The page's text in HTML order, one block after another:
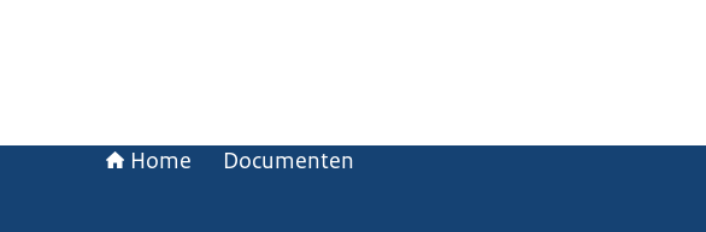
Home Documenten